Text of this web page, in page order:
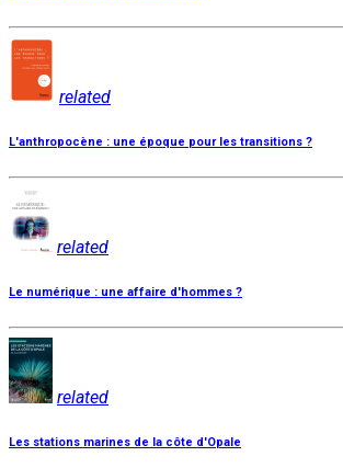
related
L'anthropocène : une époque pour les transitions ?
related
Le numérique : une affaire d'hommes ?
related
Les stations marines de la côte d'Opale